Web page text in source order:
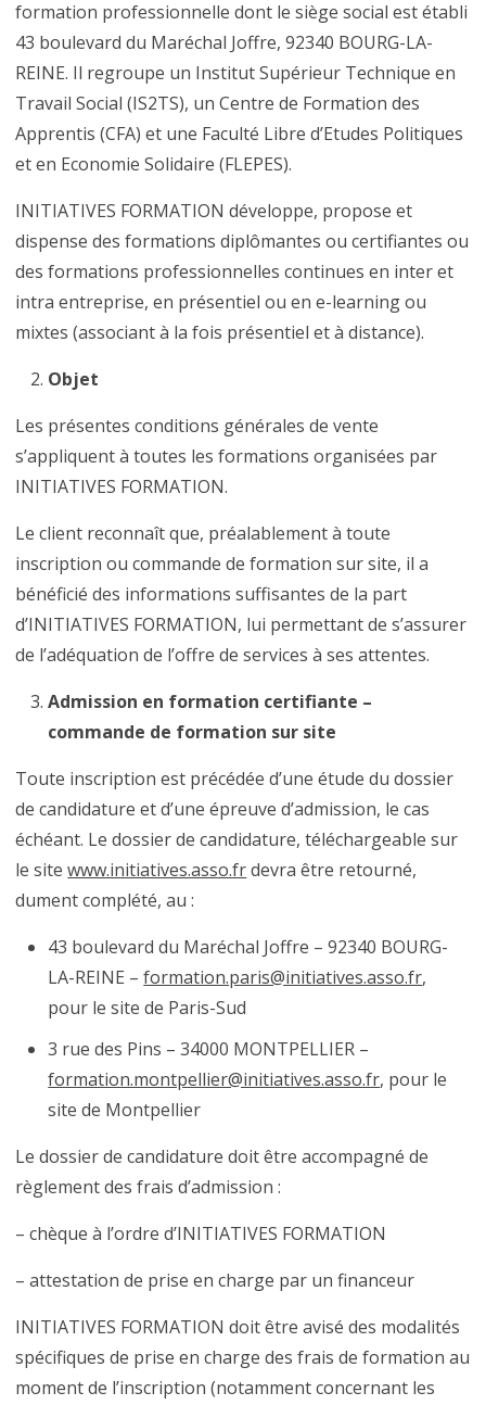
formation professionnelle dont le siège social est établi
43 boulevard du Maréchal Joffre, 92340 BOURG-LA-
REINE. Il regroupe un Institut Supérieur Technique en
Travail Social (IS2TS), un Centre de Formation des
Apprentis (CFA) et une Faculté Libre d’Etudes Politiques
et en Economie Solidaire (FLEPES).
INITIATIVES FORMATION développe, propose et
dispense des formations diplômantes ou certifiantes ou
des formations professionnelles continues en inter et
intra entreprise, en présentiel ou en e-learning ou
mixtes (associant à la fois présentiel et à distance).
Objet
Les présentes conditions générales de vente
s’appliquent à toutes les formations organisées par
INITIATIVES FORMATION.
Le client reconnaît que, préalablement à toute
inscription ou commande de formation sur site, il a
bénéficié des informations suffisantes de la part
d’INITIATIVES FORMATION, lui permettant de s’assurer
de l’adéquation de l’offre de services à ses attentes.
Admission en formation certifiante –
commande de formation sur site
Toute inscription est précédée d’une étude du dossier
de candidature et d’une épreuve d’admission, le cas
échéant. Le dossier de candidature, téléchargeable sur
le sitewww.initiatives.asso.frdevra être retourné,
dument complété, au :
43 boulevard du Maréchal Joffre – 92340 BOURG-
LA-REINE –formation.paris@initiatives.asso.fr,
pour le site de Paris-Sud
3 rue des Pins – 34000 MONTPELLIER –
formation.montpellier@initiatives.asso.fr, pour le
site de Montpellier
Le dossier de candidature doit être accompagné de
règlement des frais d’admission :
– chèque à l’ordre d’INITIATIVES FORMATION
– attestation de prise en charge par un financeur
INITIATIVES FORMATION doit être avisé des modalités
spécifiques de prise en charge des frais de formation au
moment de l’inscription (notamment concernant les